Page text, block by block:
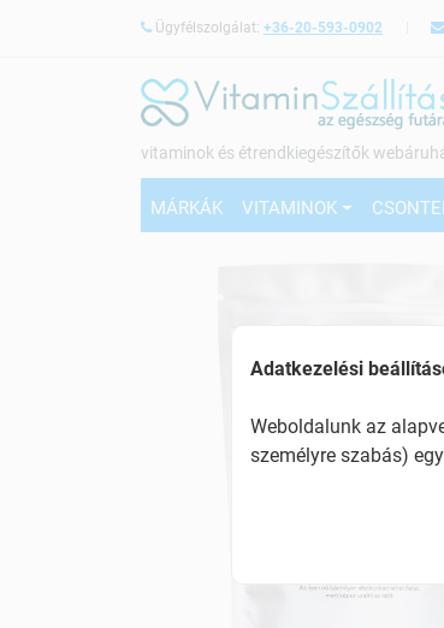
Ügyfélszolgálat: +36-20-593-0902
vitaminok és étrendkiegészítők
MÁRKÁK VITAMINOK
Adatkezelési
Weboldalunk az
személyre szabás)